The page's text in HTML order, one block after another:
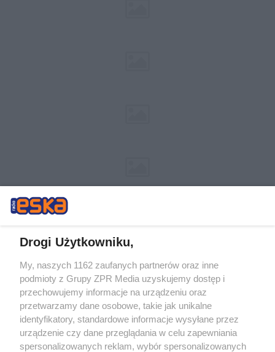
Żaden utwór zamieszczony w serwisie nie może być powielany i
rozpowszechniany lub dalej rozpowszechniany w jakikolwiek sposób (w
tym także elektroniczny lub mechaniczny) na jakimkolwiek polu
eksploatacji w jakiejkolwiek formie, włącznie z umieszczaniem w
Internecie bez pisemnej zgody właściciela praw. Jakiekolwiek użycie lub
wykorzystanie utworów w całości lub w części z naruszeniem prawa,
tzn. bez właściwej zgody, jest zabronione pod groźbą kary i może być
ścigane prawnie.
Drogi Użytkowniku,
My, naszych 1162 zaufanych partnerów oraz inne
podmioty z Grupy ZPR Media uzyskujemy dostęp i
przechowujemy informacje na urządzeniu oraz
przetwarzamy dane osobowe, takie jak unikalne
identyfikatory, standardowe informacje wysyłane przez
urządzenie czy dane przeglądania w celu zapewniania
spersonalizowanych reklam, wybór spersonalizowanych